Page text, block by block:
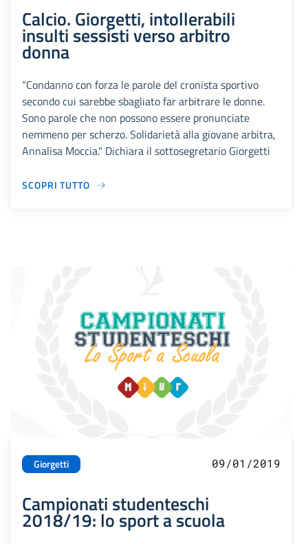
Calcio. Giorgetti, intollerabili
insulti sessisti verso arbitro
donna
“Condanno con forza le parole del cronista sportivo
secondo cui sarebbe sbagliato far arbitrare le donne.
Sono parole che non possono essere pronunciate
nemmeno per scherzo. Solidarietà alla giovane arbitra,
Annalisa Moccia." Dichiara il sottosegretario Giorgetti
SCOPRI TUTTO
Giorgetti 09/01/2019
Campionati studenteschi
2018/19: lo sport a scuola